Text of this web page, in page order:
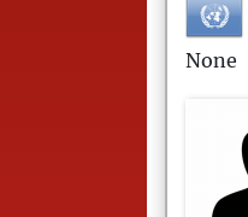
None